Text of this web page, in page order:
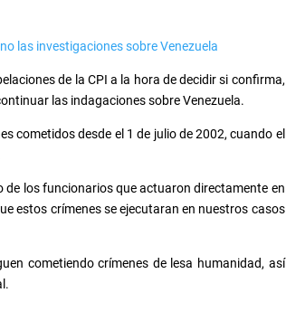
las investigaciones sobre Venezuela
de la CPI a la hora de decidir si confirma,
las indagaciones sobre Venezuela.
cometidos desde el 1 de julio de 2002, cuando el
de los funcionarios que actuaron directamente en
estos crímenes se ejecutaran en nuestros casos
cometiendo crímenes de lesa humanidad, así